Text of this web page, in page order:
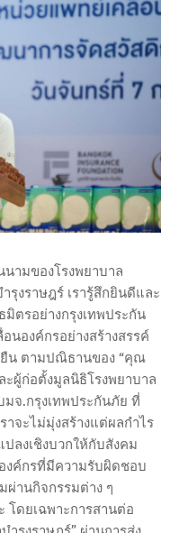
นามของโรงพยาบาล
รุงราษฎร์ เรารู้สึกยินดีและ
ตรอย่างกรุงเทพประกัน
นองค์กรอย่างสร้างสรรค์
ยืน ตามปณิธานของ “คุณ
ผู้ก่อตั้งมูลนิธิโรงพยาบาล
มจ.กรุงเทพประกันภัย ที่
าจะไม่มุ่งสร้างแต่ผลกำไร
ปลงเชิงบวกให้กับสังคม
งค์กรที่มีความรับผิดชอบ
ผ่านกิจกรรมต่าง ๆ
โดยเฉพาะการสานต่อ